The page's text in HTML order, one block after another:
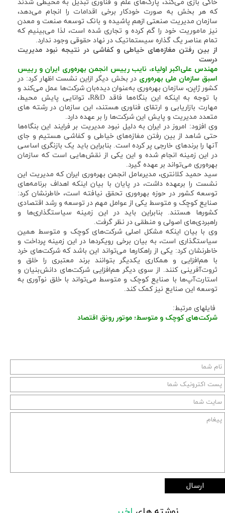
خاکی بازی می‌کند، پارک‌های علم و فناوری تبدیل به محیطی شدند
که هر بخش به صورت خودکار برخی اقدامات را انجام می‌دهد،
سازمان مدیریت صنعتی ازهم پاشیده و بانک توسعه صنعت و معدن
نیز ماموریت خود را گم کرده و تجاری شده است، لذا می‌بینیم که
تمام عناصر یگ گذاره سیستماتیک در نهاد حقوقی وجود ندارد.
از بین رفتن مغازه‌های خیاطی و کفاشی در نتیجه نبود مدیریت
درست
مهندس علی‌اکبر اولیاء، نایب رییس انجمن بهره‌وری ایران و رییس
اسبق سازمان ملی بهره‌وری در بخش دیگر ازاین نشست اظهار کرد: در
کشور ژاپن، سازمان بهره‌وری به‌عنوان دیده‌بان شرکت‌ها عمل می‌کند و
با توجه به اینکه این بنگاه‌ها فاقد R&D، توانایی پایش محیط،
مهارت بازاریابی و ارتقای فناوری هستند، این سازمان در رشته های
متعدد مدیریت و پایش این شرکت‌ها را بر عهده دارد.
وی افزود: امروز در ایران به دلیل نبود مدیریت بر فرایند این بنگاه‌ها
حتی شاهد از بین رفتن مغازه‌های خیاطی و کفاشی هستیم و جای
آنها را برند‌های خارجی پر کرده است. بنابراین باید یک بازنگری اساسی
در این زمینه انجام شده و این یکی از نقش‌هایی است که سازمان
بهره‌وری می‌تواند بر عهده گیرد.
سید حمید کلانتری، مدیرعامل انجمن بهره‌وری ایران که مدیریت این
نشست را برعهده داشت، در پایان با بیان اینکه اهداف برنامه‌های
توسعه کشور در حوزه بهره‌وری تحقق نیافته است، خاطرنشان کرد:
صنایع کوچک و متوسط یکی از عوامل مهم در توسعه و رشد اقتصادی
کشورها هستند. بنابراین باید در این زمینه سیاستگذاری‌ها و
راهبردی‌های اصولی و منطقی در نظر گرفت.
وی با بیان اینکه مشکل اصلی شرکت‌های کوچک و متوسط همین
سیاستگذاری است، به بیان برخی رویکردها در این زمینه پرداخت و
خاطرنشان کرد: یکی از راهکارها می‌تواند این باشد که شرکت‌های خرد
با هم‌افزایی و همکاری یکدیگر بتوانند برند معتبری را خلق و
ثروت‌آفرینی کنند. از سوی دیگر هم‌افزایی شرکت‌های دانش‌بنیان و
استارت‌آپ‌ها با صنایع کوچک و متوسط می‌تواند با خلق نوآوری به
توسعه این صنایع نیز کمک کند.
فایلهای مرتبط:
شرکت‌های کوچک و متوسط؛‌ موتور رونق اقتصاد
ارسال